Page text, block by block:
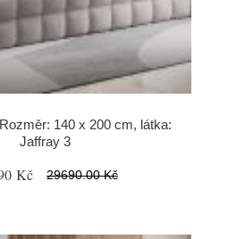
140 x 200 cm, látka:
Jaffray 3
Kč 29690.00 Kč